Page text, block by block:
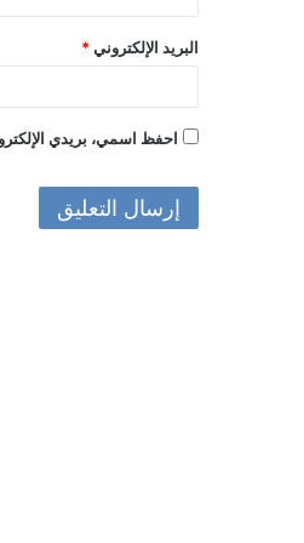
البريد الإلكتروني *
احفظ اسمي، بريدي